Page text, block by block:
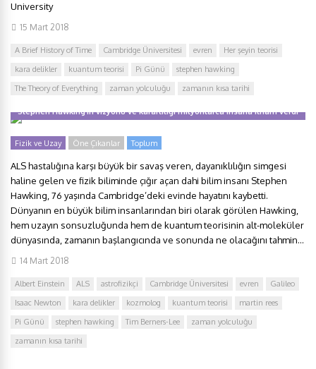
University
15 Mart 2018
A Brief History of Time Cambridge Üniversitesi evren
Her şeyin teorisi
kara delikler
kuantum teorisi Pi Günü
stephen hawking
The Theory of Everything
zaman yolculuğu zamanın kısa tarihi
Stephen Hawking’in vizyonu ve kararlılığı milyonlarca insana ilham verdi
Fizik ve Uzay Öne Çıkanlar Toplum
ALS hastalığına karşı büyük bir savaş veren, dayanıklılığın simgesi
haline gelen ve fizik biliminde çığır açan dahi bilim insanı Stephen
Hawking, 76 yaşında Cambridge’deki evinde hayatını kaybetti.
Dünyanın en büyük bilim insanlarından biri olarak görülen Hawking,
hem uzayın sonsuzluğunda hem de kuantum teorisinin alt-moleküler
dünyasında, zamanın başlangıcında ve sonunda ne olacağını tahmin...
14 Mart 2018
Albert Einstein ALS astrofizikçi Cambridge Üniversitesi evren
Galileo
Isaac Newton
kara delikler kozmolog kuantum teorisi
martin rees
Pi Günü
stephen hawking Tim Berners-Lee
zaman yolculuğu
zamanın kısa tarihi